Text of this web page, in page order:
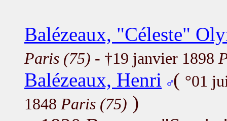
Balézeaux, "Céleste"
Paris (75) - †19 janvier 1898
Balézeaux, Henri ( °01
1848 Paris (75) )